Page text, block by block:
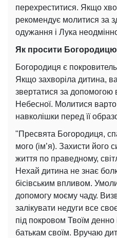
перехреститися. Якщо
рекомендує молитися за
одужання і Лука
Як просити Богородицю
Богородиця є
Якщо захворіла дитина,
звертатися за допомогою
Небесної. Молитися варто
навколішки перед її
"Пресвята Богородиця,
мого (ім’я). Захисти його
життя по праведному,
Нехай дитина не знає
бісівським впливом.
допомогу моєму чаду.
залікувати недуги все
під покровом Твоїм
батькам своїм. Вручаю